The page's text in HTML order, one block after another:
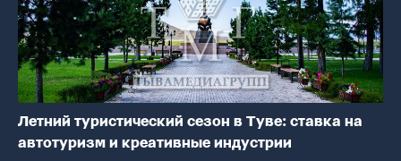
Летний туристический сезон в Туве: ставка на
автотуризм и креативные индустрии